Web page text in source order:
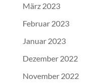
März 2023
Februar 2023
Januar 2023
Dezember 2022
November 2022